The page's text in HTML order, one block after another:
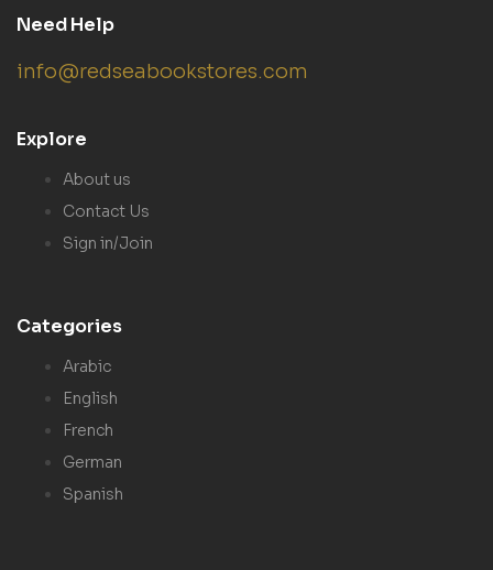
Need Help
info@redseabookstores.com
Explore
About us
Contact Us
Sign in/Join
Categories
Arabic
English
French
German
Spanish